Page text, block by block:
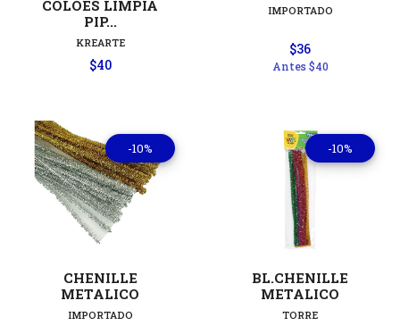
COLOES LIMPIA
PIP...
KREARTE
$40
IMPORTADO
$36
Antes$40
-10%
CHENILLE
METALICO
IMPORTADO
-10%
BL.CHENILLE
METALICO
TORRE